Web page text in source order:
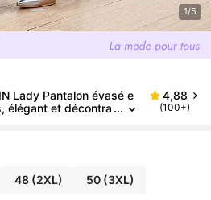
1/5
Lady Pantalon évasé e
élégant et décontra
4,88
(100+)
48(2XL) 50(3XL)